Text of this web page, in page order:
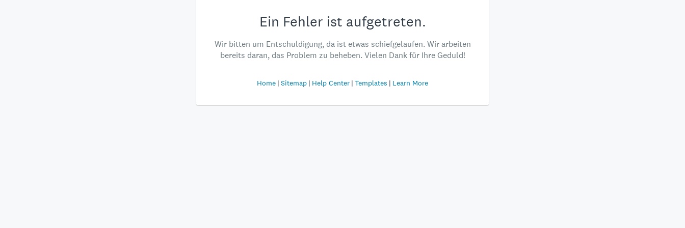
Ein Fehler ist aufgetreten.
Wir bitten um Entschuldigung, da ist etwas schiefgelaufen. Wir arbeiten
bereits daran, das Problem zu beheben. Vielen Dank für Ihre Geduld!
Home Sitemap Help Center Templates Learn More